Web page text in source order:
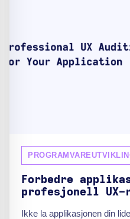
Forbedre
profesjonell UX-
Ikke la applikasjonen din